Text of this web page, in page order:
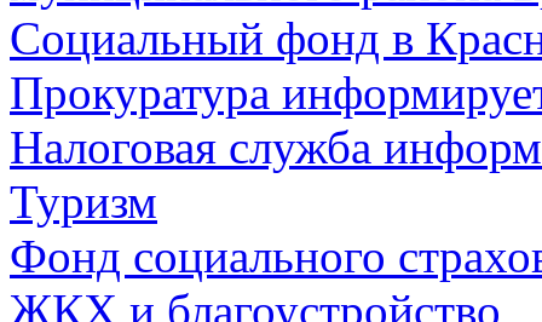
Социальный фонд в
Прокуратура
Налоговая служба
Туризм
Фонд социального
ЖКХ и благоустройство